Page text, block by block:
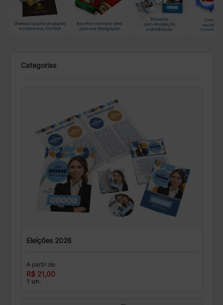
Categorias
Eleições 2026
A partir de:
R$ 21,00
1 un.